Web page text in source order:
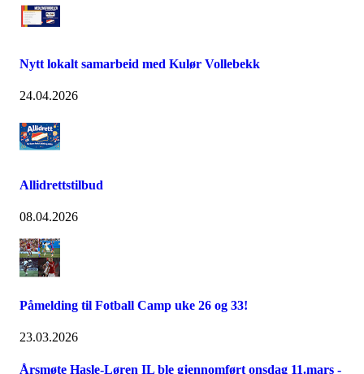
Nytt lokalt samarbeid med Kulør Vollebekk
24.04.2026
Allidrettstilbud
08.04.2026
Påmelding til Fotball Camp uke 26 og 33!
23.03.2026
Årsmøte Hasle-Løren IL ble gjennomført onsdag 11.mars -